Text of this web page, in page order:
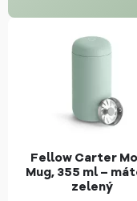
Fellow Carter
Mug, 355 ml –
zelený